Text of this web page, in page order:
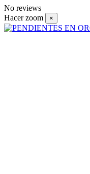
No reviews
Hacer zoom
×